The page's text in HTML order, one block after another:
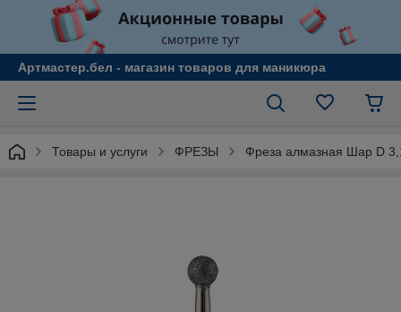
Артмастер.бел - магазин товаров для маникюра
Товары и услуги ФРЕЗЫ Фреза алмазная Шар D